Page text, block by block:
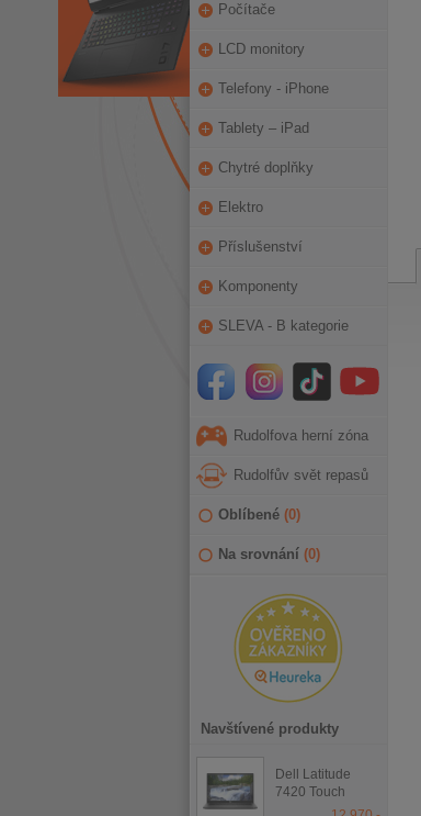
Počítače
LCD monitory
Telefony - iPhone
Tablety – iPad
Chytré doplňky
Elektro
Příslušenství
Komponenty
SLEVA - B kategorie
Rudolfova herní zóna
Rudolfův svět repasů
Oblíbené (0)
Na srovnání (0)
Navštívené produkty
Dell Latitude
7420 Touch